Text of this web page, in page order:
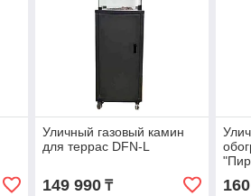
Уличный газовый камин
для террас DFN-L
149 990₸